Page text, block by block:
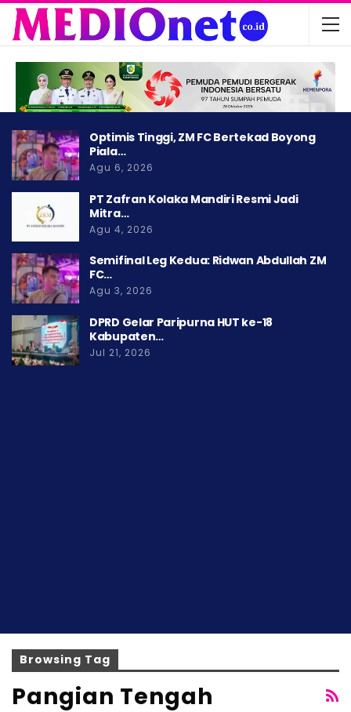
Optimis Tinggi, ZM FC Bertekad Boyong
Piala…
Agu 6, 2026
PT Zafran Kolaka Mandiri Resmi Jadi
Mitra…
Agu 4, 2026
Semifinal Leg Kedua: Ridwan Abdullah ZM
FC…
Agu 3, 2026
DPRD Gelar Paripurna HUT ke-18
Kabupaten…
Jul 21, 2026
Browsing Tag
Pangian Tengah